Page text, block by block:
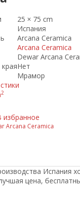
25 × 75 cm
Испания
Arcana Ceramica
Arcana Ceramica
Dewar Arcana
Нет
Мрамор
2
избранное
Arcana Ceramica
Испания
цена,